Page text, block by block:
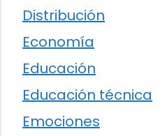
Distribución
Economía
Educación
Educación técnica
Emociones